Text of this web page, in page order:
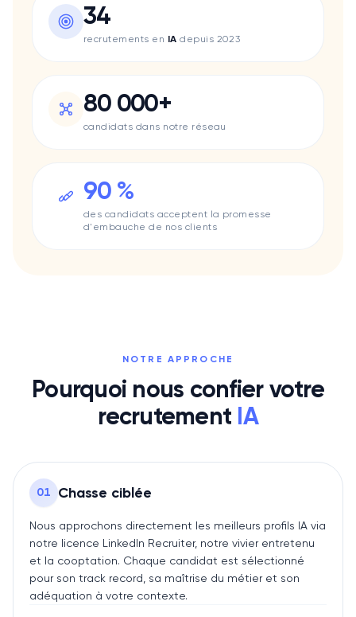
Data Impact
Lacoste
Le Permis Libre
34
recrutements en IA depuis 2023
80 000+
candidats dans notre réseau
90 %
des candidats acceptent la promesse
d'embauche de nos clients
NOTRE APPROCHE
Pourquoi nous confier votre
recrutement IA
01 Chasse ciblée
Nous approchons directement les meilleurs profils IA via
notre licence LinkedIn Recruiter, notre vivier entretenu
et la cooptation. Chaque candidat est sélectionné
pour son track record, sa maîtrise du métier et son
adéquation à votre contexte.